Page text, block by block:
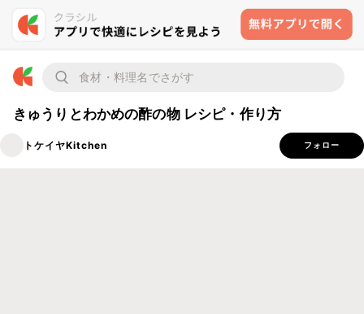
きゅうりとわかめの酢の物 レシピ・作り方
トケイヤKitchen フォロー